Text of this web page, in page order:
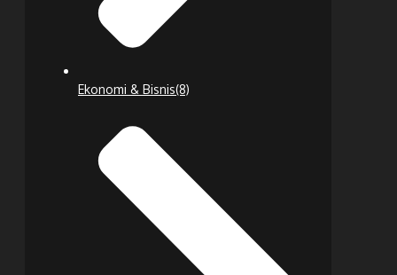
Ekonomi & Bisnis(8)